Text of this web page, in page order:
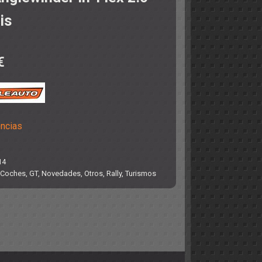
Coches, GT, Novedades, Otros, Rally, Turismos